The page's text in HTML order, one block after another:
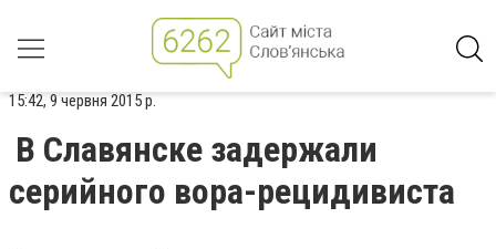
15:42, 9 червня 2015 р.
В Славянске задержали
серийного вора-рецидивиста